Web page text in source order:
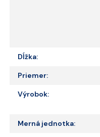
Dĺžka:
Priemer:
Výrobok:
Merná jednotka: